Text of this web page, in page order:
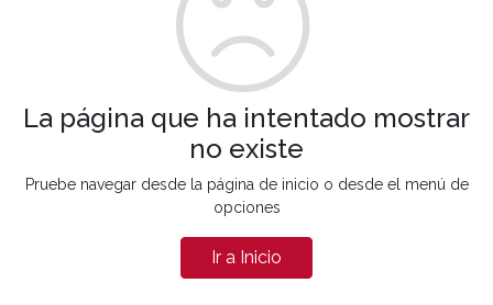
La página que ha intentado mostrar
no existe
Pruebe navegar desde la página de inicio o desde el menú de
opciones
Ir a Inicio